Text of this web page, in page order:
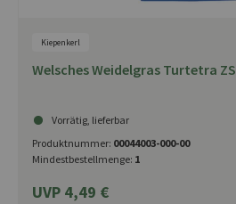
Kiepenkerl
Welsches Weidelgras Turtetra ZS
Vorrätig, lieferbar
Produktnummer: 00044003-000-00
Mindestbestellmenge: 1
UVP 4,49 €